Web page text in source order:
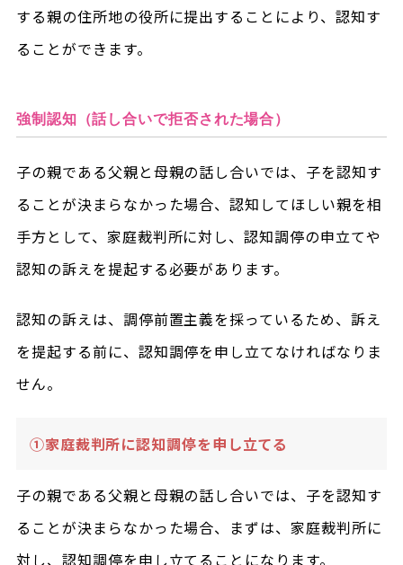
する親の住所地の役所に提出することにより、認知す
ることができます。
強制認知（話し合いで拒否された場合）
子の親である父親と母親の話し合いでは、子を認知す
ることが決まらなかった場合、認知してほしい親を相
手方として、家庭裁判所に対し、認知調停の申立てや
認知の訴えを提起する必要があります。
認知の訴えは、調停前置主義を採っているため、訴え
を提起する前に、認知調停を申し立てなければなりま
せん。
①家庭裁判所に認知調停を申し立てる
子の親である父親と母親の話し合いでは、子を認知す
ることが決まらなかった場合、まずは、家庭裁判所に
対し、認知調停を申し立てることになります。